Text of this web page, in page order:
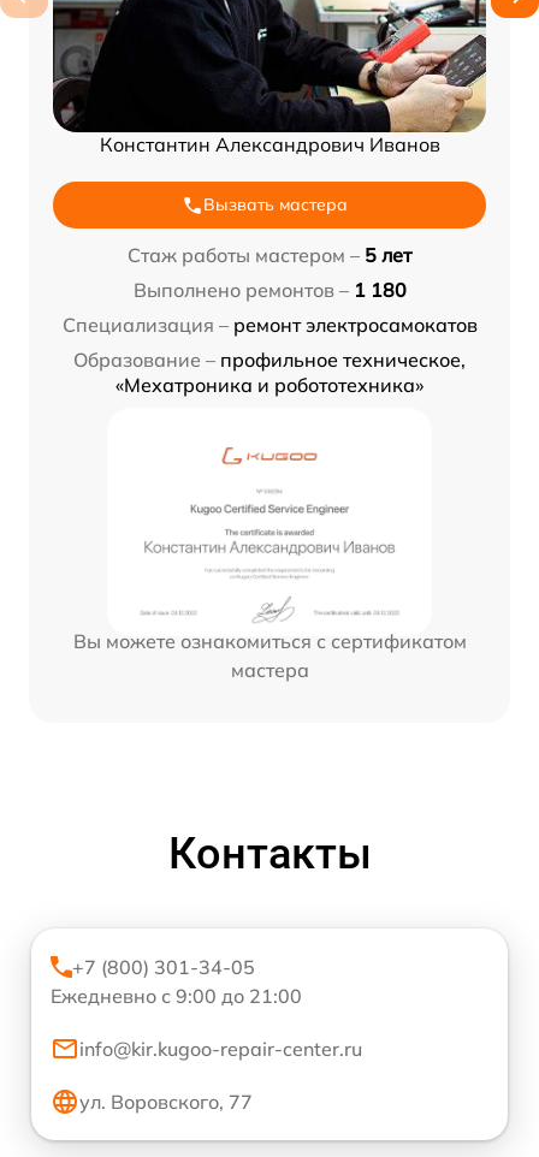
Константин Александрович Иванов
Вызвать мастера
Стаж работы мастером – 5 лет
Выполнено ремонтов – 1 180
Специализация – ремонт электросамокатов
Образование – профильное техническое,
«Мехатроника и робототехника»
Вы можете ознакомиться с сертификатом
мастера
Контакты
+7 (800) 301-34-05
Ежедневно с 9:00 до 21:00
info@kir.kugoo-repair-center.ru
ул. Воровского, 77